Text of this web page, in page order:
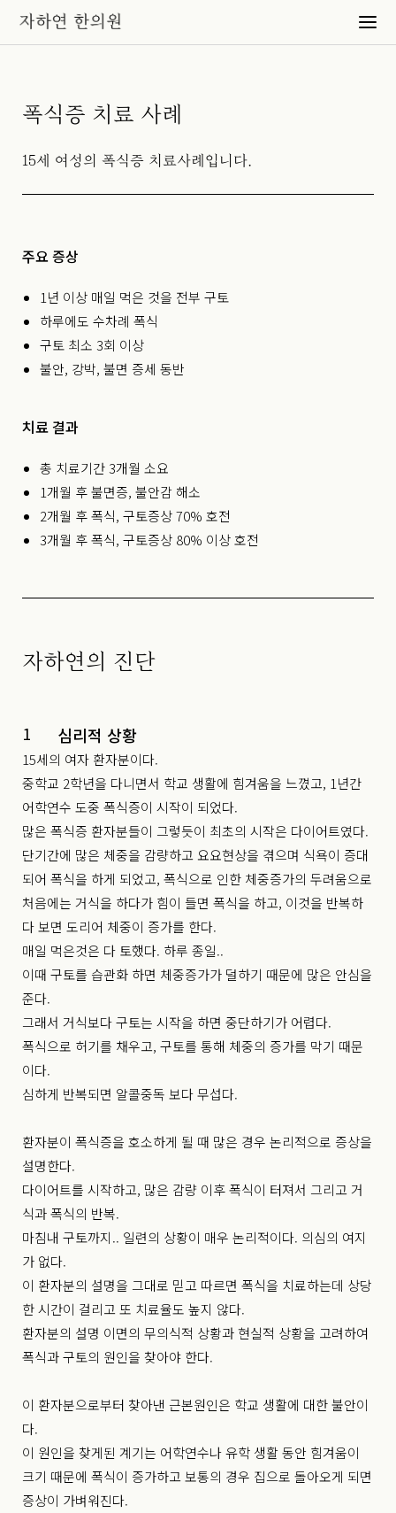
폭식증 치료 사례
15세 여성의 폭식증 치료사례입니다.
주요 증상
1년 이상 매일 먹은 것을 전부 구토
하루에도 수차례 폭식
구토 최소 3회 이상
불안, 강박, 불면 증세 동반
치료 결과
총 치료기간 3개월 소요
1개월 후 불면증, 불안감 해소
2개월 후 폭식, 구토증상 70% 호전
3개월 후 폭식, 구토증상 80% 이상 호전
자하연의 진단
1 심리적 상황
15세의 여자 환자분이다.
중학교 2학년을 다니면서 학교 생활에 힘겨움을 느꼈고, 1년간
어학연수 도중 폭식증이 시작이 되었다.
많은 폭식증 환자분들이 그렇듯이 최초의 시작은 다이어트였다.
단기간에 많은 체중을 감량하고 요요현상을 겪으며 식욕이 증대
되어 폭식을 하게 되었고, 폭식으로 인한 체중증가의 두려움으로
처음에는 거식을 하다가 힘이 들면 폭식을 하고, 이것을 반복하
다 보면 도리어 체중이 증가를 한다.
매일 먹은것은 다 토했다. 하루 종일..
이때 구토를 습관화 하면 체중증가가 덜하기 때문에 많은 안심을
준다.
그래서 거식보다 구토는 시작을 하면 중단하기가 어렵다.
폭식으로 허기를 채우고, 구토를 통해 체중의 증가를 막기 때문
이다.
심하게 반복되면 알콜중독 보다 무섭다.
환자분이 폭식증을 호소하게 될 때 많은 경우 논리적으로 증상을
설명한다.
다이어트를 시작하고, 많은 감량 이후 폭식이 터져서 그리고 거
식과 폭식의 반복.
마침내 구토까지.. 일련의 상황이 매우 논리적이다. 의심의 여지
가 없다.
이 환자분의 설명을 그대로 믿고 따르면 폭식을 치료하는데 상당
한 시간이 걸리고 또 치료율도 높지 않다.
환자분의 설명 이면의 무의식적 상황과 현실적 상황을 고려하여
폭식과 구토의 원인을 찾아야 한다.
이 환자분으로부터 찾아낸 근본원인은 학교 생활에 대한 불안이
다.
이 원인을 찾게된 계기는 어학연수나 유학 생활 동안 힘겨움이
크기 때문에 폭식이 증가하고 보통의 경우 집으로 돌아오게 되면
증상이 가벼워진다.